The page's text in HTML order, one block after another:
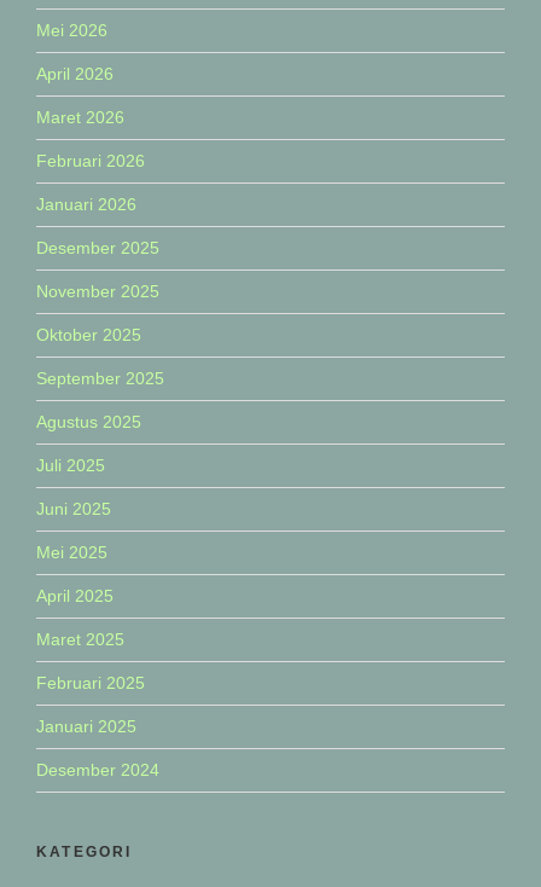
Mei 2026
April 2026
Maret 2026
Februari 2026
Januari 2026
Desember 2025
November 2025
Oktober 2025
September 2025
Agustus 2025
Juli 2025
Juni 2025
Mei 2025
April 2025
Maret 2025
Februari 2025
Januari 2025
Desember 2024
KATEGORI